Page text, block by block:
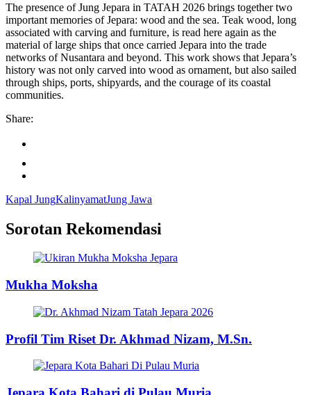
The presence of Jung Jepara in TATAH 2026 brings together two
important memories of Jepara: wood and the sea. Teak wood, long
associated with carving and furniture, is read here again as the
material of large ships that once carried Jepara into the trade
networks of Nusantara and beyond. This work shows that Jepara’s
history was not only carved into wood as ornament, but also sailed
through ships, ports, shipyards, and the courage of its coastal
communities.
Share:
Kapal JungKalinyamatJung Jawa
Sorotan Rekomendasi
Mukha Moksha
Profil Tim Riset Dr. Akhmad Nizam, M.Sn.